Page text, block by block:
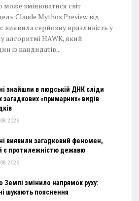
може змінюватися світ
Claude Mythos Preview від
виявила серйозну вразливість у
алгоритмі HAWK, який
із кандидатів...
знайшли в людській ДНК сліди
загадкових «примарних» видів
виявили загадковий феномен,
є протилежністю дежавю
Землі змінило напрямок руху:
шукають пояснення